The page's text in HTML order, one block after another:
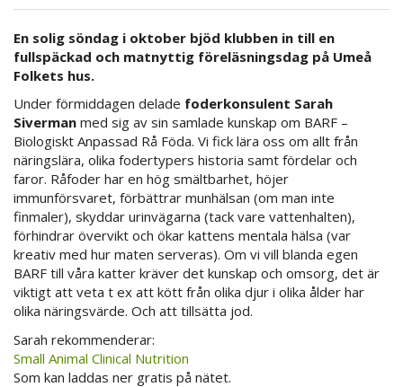
En solig söndag i oktober bjöd klubben in till en
fullspäckad och matnyttig föreläsningsdag på Umeå
Folkets hus.
Under förmiddagen delade foderkonsulent Sarah
Siverman med sig av sin samlade kunskap om BARF –
Biologiskt Anpassad Rå Föda. Vi fick lära oss om allt från
näringslära, olika fodertypers historia samt fördelar och
faror. Råfoder har en hög smältbarhet, höjer
immunförsvaret, förbättrar munhälsan (om man inte
finmaler), skyddar urinvägarna (tack vare vattenhalten),
förhindrar övervikt och ökar kattens mentala hälsa (var
kreativ med hur maten serveras). Om vi vill blanda egen
BARF till våra katter kräver det kunskap och omsorg, det är
viktigt att veta t ex att kött från olika djur i olika ålder har
olika näringsvärde. Och att tillsätta jod.
Sarah rekommenderar:
Small Animal Clinical Nutrition
Som kan laddas ner gratis på nätet.